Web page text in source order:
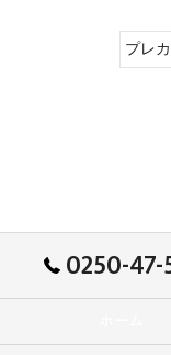
プレ
0250-47-